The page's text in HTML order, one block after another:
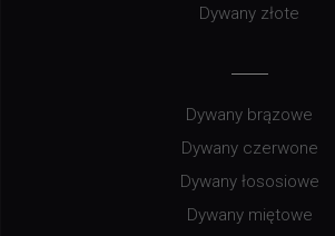
Dywany złote
Dywany brązowe
Dywany czerwone
Dywany łososiowe
Dywany miętowe